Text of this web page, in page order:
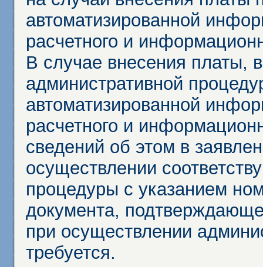
автоматизированной
расчетного и
В случае внесения платы,
административной
автоматизированной
расчетного и
сведений об этом в
осуществлении
процедуры с указанием
документа,
при осуществлении
требуется.